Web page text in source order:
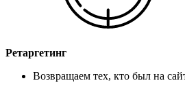
Ретаргетинг
Возвращаем тех, кто был на